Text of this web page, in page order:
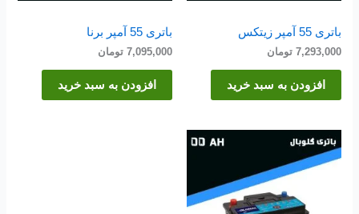
باتری 55 آمپر زیتکس
7,293,000 تومان
افزودن به سبد خرید
باتری 55 آمپر برنا
7,095,000 تومان
افزودن به سبد خرید